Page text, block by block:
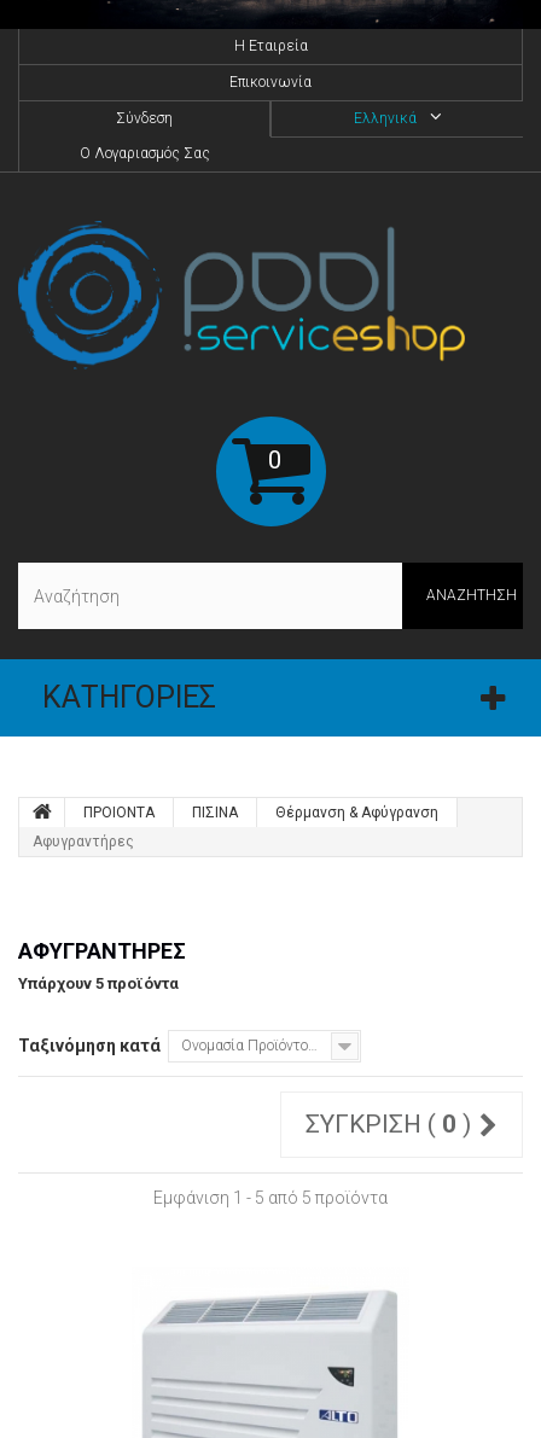
H Eταιρεία
Επικοινωνία
Ελληνικά
Σύνδεση
O Λογαριασμός Σας
0
ΑΝΑΖΉΤΗΣΗ
ΚΑΤΗΓΟΡΊΕΣ
ΠΡΟΙΟΝΤΑ ΠΙΣΙΝΑ
Θέρμανση & Αφύγρανση
Αφυγραντήρες
ΑΦΥΓΡΑΝΤΉΡΕΣ
Υπάρχουν 5 προϊόντα
Ταξινόμηση κατά Ονομασία Προϊόντος: Α έως το Ω
ΣΎΓΚΡΙΣΗ ( 0 )
Εμφάνιση 1 - 5 από 5 προϊόντα